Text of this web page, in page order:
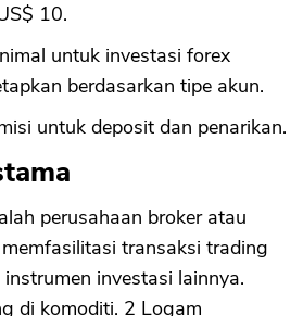
10.
untuk investasi forex
berdasarkan tipe akun.
untuk deposit dan penarikan.
perusahaan broker atau
transaksi trading
investasi lainnya.
di komoditi. 2 Logam